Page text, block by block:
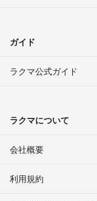
ガイド
ラクマ公式ガイド
ラクマについて
会社概要
利用規約